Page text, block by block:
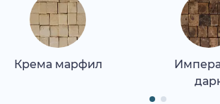
Крема марфил